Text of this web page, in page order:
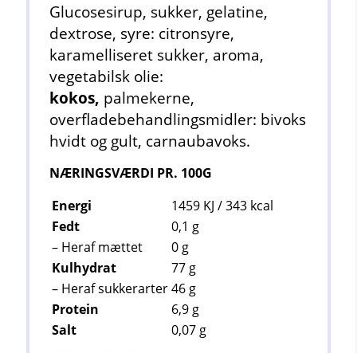
Glucosesirup, sukker, gelatine,
dextrose, syre: citronsyre,
karamelliseret sukker, aroma,
vegetabilsk olie:
kokos, palmekerne,
overfladebehandlingsmidler: bivoks
hvidt og gult, carnaubavoks.
NÆRINGSVÆRDI PR. 100G
Energi
1459 KJ / 343 kcal
Fedt
0,1 g
– Heraf mættet
0 g
Kulhydrat
77 g
– Heraf sukkerarter46 g
Protein
6,9 g
Salt
0,07 g